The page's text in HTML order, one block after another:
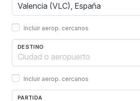
Incluir aerop. cercanos
DESTINO
Incluir aerop. cercanos
PARTIDA